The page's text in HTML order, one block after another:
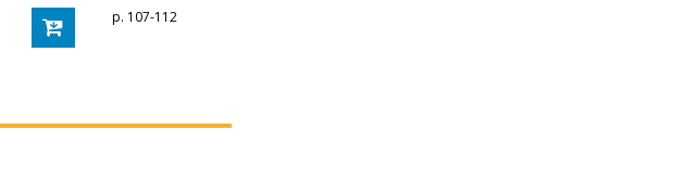
p. 107-112